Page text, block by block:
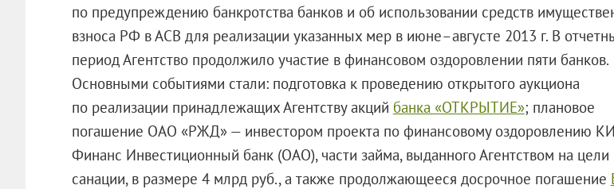
по предупреждению банкротства банков и об использовании средств
взноса РФ в АСВ для реализации указанных мер в июне–августе 2013 г. В
период Агентство продолжило участие в финансовом оздоровлении пяти банков.
Основными событиями стали: подготовка к проведению открытого аукциона
по реализации принадлежащих Агентству акций банка «ОТКРЫТИЕ»; плановое
погашение ОАО «РЖД»— инвестором проекта по финансовому оздоровлению
Финанс Инвестиционный банк (ОАО), части займа, выданного Агентством на цели
санации, в размере 4 млрд руб., а также продолжающееся досрочное погашение